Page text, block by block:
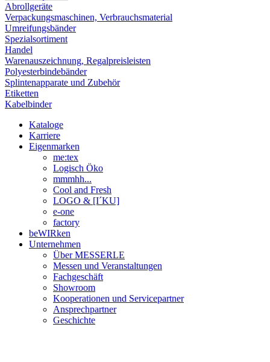
Abrollgeräte
Verpackungsmaschinen, Verbrauchsmaterial
Umreifungsbänder
Spezialsortiment
Handel
Warenauszeichnung, Regalpreisleisten
Polyesterbindebänder
Splintenapparate und Zubehör
Etiketten
Kabelbinder
Kataloge
Karriere
Eigenmarken
me:tex
Logisch Öko
mmmhh...
Cool and Fresh
LOGO & [I´KU]
e-one
factory
beWIRken
Unternehmen
Über MESSERLE
Messen und Veranstaltungen
Fachgeschäft
Showroom
Kooperationen und Servicepartner
Ansprechpartner
Geschichte